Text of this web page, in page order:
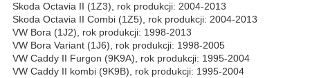
Skoda Octavia II (1Z3), rok produkcji: 2004-2013
Skoda Octavia II Combi (1Z5), rok produkcji: 2004-2013
VW Bora (1J2), rok produkcji: 1998-2013
VW Bora Variant (1J6), rok produkcji: 1998-2005
VW Caddy II Furgon (9K9A), rok produkcji: 1995-2004
VW Caddy II kombi (9K9B), rok produkcji: 1995-2004